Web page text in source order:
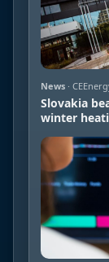
News ·
Slovakia
winter